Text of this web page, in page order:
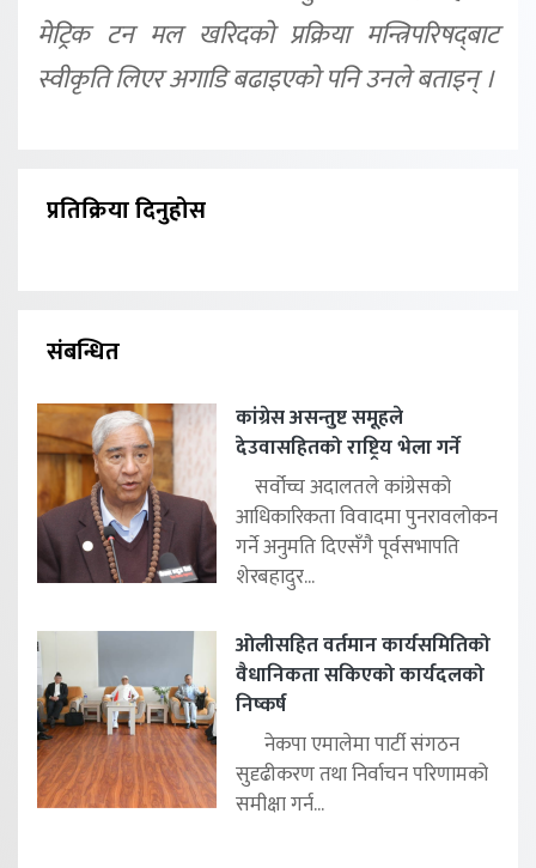
मेट्रिक टन मल खरिदको प्रक्रिया मन्त्रिपरिषद्‍बाट
स्वीकृति लिएर अगाडि बढाइएको पनि उनले बताइन् ।
प्रतिक्रिया दिनुहोस
संबन्धित
कांग्रेस असन्तुष्ट समूहले
देउवासहितको राष्ट्रिय भेला गर्ने
सर्वोच्च अदालतले कांग्रेसको
आधिकारिकता विवादमा पुनरावलोकन
गर्ने अनुमति दिएसँगै पूर्वसभापति
शेरबहादुर...
ओलीसहित वर्तमान कार्यसमितिको
वैधानिकता सकिएको कार्यदलको
निष्कर्ष
नेकपा एमालेमा पार्टी संगठन
सुदृढीकरण तथा निर्वाचन परिणामको
समीक्षा गर्न...